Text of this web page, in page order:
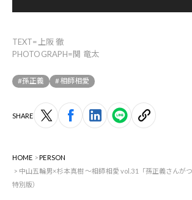
TEXT=上阪 徹
PHOTOGRAPH=関 竜太
#孫正義 #相師相愛
SHARE
HOME
PERSON
中山五輪男×杉本真樹 ～相師相愛 vol.31「孫正義さんが
特別版）